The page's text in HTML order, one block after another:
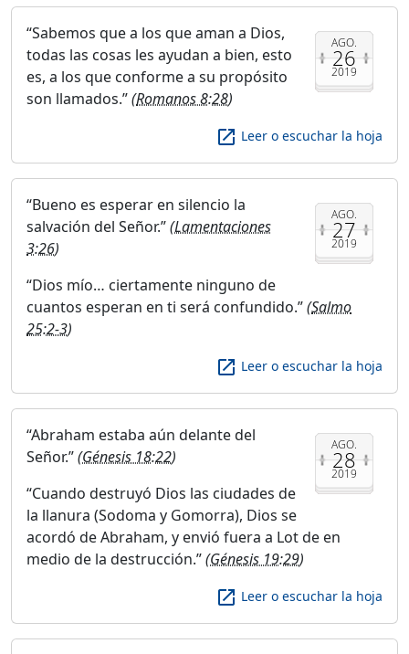
AGO.
26
2019
Sabemos que a los que aman a Dios,
todas las cosas les ayudan a bien, esto
es, a los que conforme a su propósito
son llamados. (Romanos 8:28)
launch Leer o escuchar la hoja
AGO.
27
2019
Bueno es esperar en silencio la
salvación del Señor. (Lamentaciones
3:26)
Dios mío… ciertamente ninguno de
cuantos esperan en ti será confundido. (Salmo
25:2-3)
launch Leer o escuchar la hoja
AGO.
28
2019
Abraham estaba aún delante del
Señor. (Génesis 18:22)
Cuando destruyó Dios las ciudades de
la llanura (Sodoma y Gomorra), Dios se
acordó de Abraham, y envió fuera a Lot de en
medio de la destrucción. (Génesis 19:29)
launch Leer o escuchar la hoja